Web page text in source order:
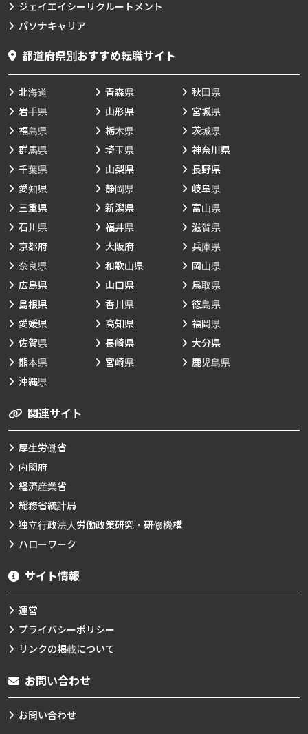
ジェイエイシーリクルートメント
パソナキャリア
都道府県別おすすめ転職サイト
北海道 青森県
秋田県
岩手県
山形県
宮城県
福島県
栃木県
茨城県
群馬県
埼玉県
神奈川県
千葉県
山梨県
長野県
愛知県
静岡県
岐阜県
三重県
新潟県
富山県
石川県
福井県
滋賀県
京都府
大阪府
兵庫県
奈良県
和歌山県
岡山県
広島県
山口県
鳥取県
島根県
香川県
徳島県
愛媛県
高知県
福岡県
佐賀県
長崎県
大分県
熊本県
宮崎県
鹿児島県
沖縄県
関連サイト
厚生労働省
内閣府
経済産業省
総務省統計局
独立行政法人労働政策研究・研修機構
ハローワーク
サイト情報
運営
プライバシーポリシー
リンクの掲載について
お問い合わせ
お問い合わせ